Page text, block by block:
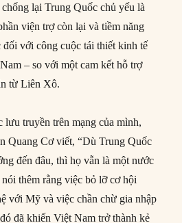
lại Trung Quốc chủ yếu là
viện trợ còn lại và tiềm năng
với công cuộc tái thiết kinh tế
– so với một cam kết hỗ trợ
từ Liên Xô.
truyền trên mạng của mình,
Quang Cơ viết, “Dù Trung Quốc
đến đâu, thì họ vẫn là một nước
thêm rằng việc bỏ lỡ cơ hội
với Mỹ và việc chần chừ gia nhập
đã khiến Việt Nam trở thành kẻ